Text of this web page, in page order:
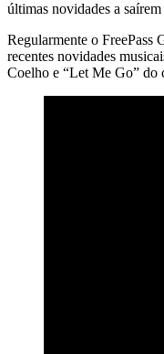
últimas novidades a
Regularmente o FreePass
recentes novidades
Coelho e “Let Me Go”